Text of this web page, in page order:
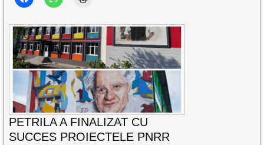
PETRILA A FINALIZAT CU
SUCCES PROIECTELE PNRR